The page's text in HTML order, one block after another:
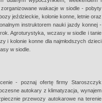
wakacje w siodle - pobyty
jeździeckie, kolonie konne, letnie oraz
instruktorem nauki jazdy konnej -
Agroturystyka, wczasy w siodle i tanie
i kolonie konne dla najmłodszych dzieci
w siodle.
- poznaj ofertę firmy Staroszczyk
autokary z klimatyzacja, wynajem
przewozy autokarowe na terenie